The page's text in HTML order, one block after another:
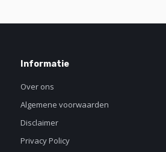
Informatie
Over ons
Algemene voorwaarden
Disclaimer
Privacy Policy